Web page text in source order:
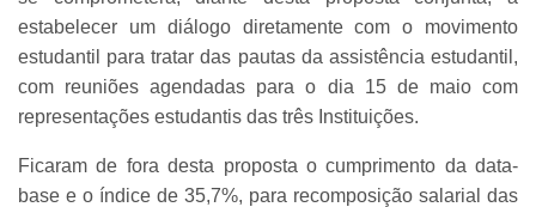
estabelecer um diálogo diretamente com o movimento
estudantil para tratar das pautas da assistência estudantil,
com reuniões agendadas para o dia 15 de maio com
representações estudantis das três Instituições.
Ficaram de fora desta proposta o cumprimento da data-
base e o índice de 35,7%, para recomposição salarial das